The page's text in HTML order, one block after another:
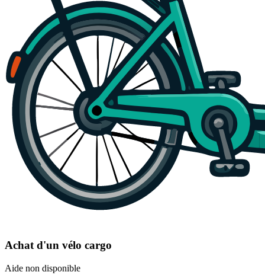
Achat d'un vélo cargo
Aide non disponible